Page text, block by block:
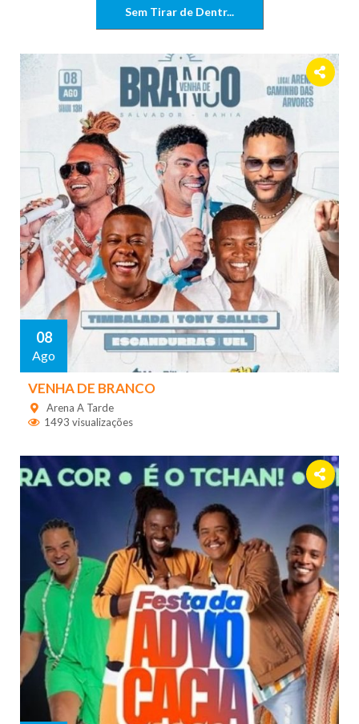
Sem Tirar de Dentr...
08
Ago
VENHA DE BRANCO
Arena A Tarde
1493 visualizações